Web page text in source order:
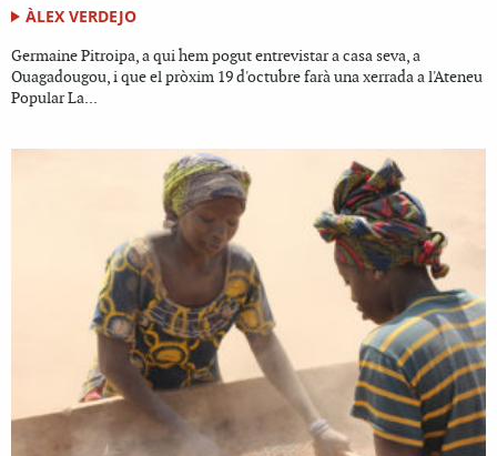
ÀLEX VERDEJO
Germaine Pitroipa, a qui hem pogut entrevistar a casa seva, a
Ouagadougou, i que el pròxim 19 d'octubre farà una xerrada a l'Ateneu
Popular La...